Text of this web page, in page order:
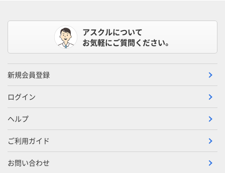
アスクルについて
お気軽にご質問ください。
新規会員登録
ログイン
ヘルプ
ご利用ガイド
お問い合わせ